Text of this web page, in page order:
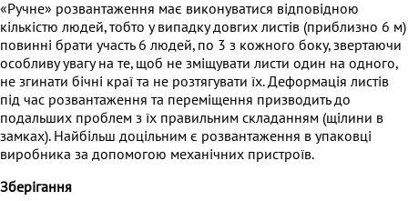
«Ручне» розвантаження має виконуватися відповідною
кількістю людей, тобто у випадку довгих листів (приблизно 6 м)
повинні брати участь 6 людей, по 3 з кожного боку, звертаючи
особливу увагу на те, щоб не зміщувати листи один на одного,
не згинати бічні краї та не розтягувати їх. Деформація листів
під час розвантаження та переміщення призводить до
подальших проблем з їх правильним складанням (щілини в
замках). Найбільш доцільним є розвантаження в упаковці
виробника за допомогою механічних пристроїв.
Зберігання